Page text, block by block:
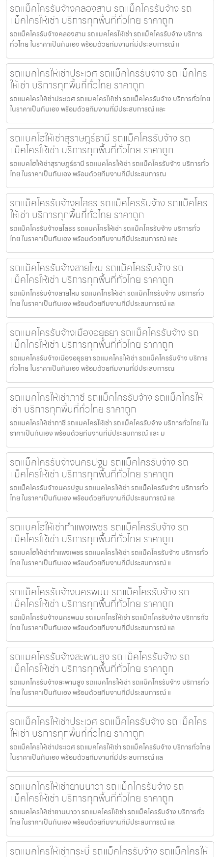
รถแม็คโครรับจ้างคลองสาน รถแม็คโครรับจ้าง รถ
แม็คโครให้เช่า บริการทุกพื้นที่ทั่วไทย ราคาถูก
รถแม็คโครรับจ้างคลองสาน รถแมคโครให้เช่า รถแม็คโครรับจ้าง บริการ
ทั่วไทย ในราคาเป็นกันเอง พร้อมด้วยทีมงานที่มีประสบการณ์ แ
รถแมคโครให้เช่าประเวศ รถแม็คโครรับจ้าง รถแม็คโคร
ให้เช่า บริการทุกพื้นที่ทั่วไทย ราคาถูก
รถแมคโครให้เช่าประเวศ รถแมคโครให้เช่า รถแม็คโครรับจ้าง บริการทั่วไทย
ในราคาเป็นกันเอง พร้อมด้วยทีมงานที่มีประสบการณ์ และ
รถแบคโฮให้เช่าสุราษฎร์ธานี รถแม็คโครรับจ้าง รถ
แม็คโครให้เช่า บริการทุกพื้นที่ทั่วไทย ราคาถูก
รถแบคโฮให้เช่าสุราษฎร์ธานี รถแมคโครให้เช่า รถแม็คโครรับจ้าง บริการทั่ว
ไทย ในราคาเป็นกันเอง พร้อมด้วยทีมงานที่มีประสบการณ
รถแม็คโครรับจ้างยโสธร รถแม็คโครรับจ้าง รถแม็คโคร
ให้เช่า บริการทุกพื้นที่ทั่วไทย ราคาถูก
รถแม็คโครรับจ้างยโสธร รถแมคโครให้เช่า รถแม็คโครรับจ้าง บริการทั่ว
ไทย ในราคาเป็นกันเอง พร้อมด้วยทีมงานที่มีประสบการณ์ และ
รถแม็คโครรับจ้างสายไหม รถแม็คโครรับจ้าง รถ
แม็คโครให้เช่า บริการทุกพื้นที่ทั่วไทย ราคาถูก
รถแม็คโครรับจ้างสายไหม รถแมคโครให้เช่า รถแม็คโครรับจ้าง บริการทั่ว
ไทย ในราคาเป็นกันเอง พร้อมด้วยทีมงานที่มีประสบการณ์ แล
รถแมคโครรับจ้างเมืองอยุธยา รถแม็คโครรับจ้าง รถ
แม็คโครให้เช่า บริการทุกพื้นที่ทั่วไทย ราคาถูก
รถแมคโครรับจ้างเมืองอยุธยา รถแมคโครให้เช่า รถแม็คโครรับจ้าง บริการ
ทั่วไทย ในราคาเป็นกันเอง พร้อมด้วยทีมงานที่มีประสบการณ
รถแมคโครให้เช่าภาชี รถแม็คโครรับจ้าง รถแม็คโครให้
เช่า บริการทุกพื้นที่ทั่วไทย ราคาถูก
รถแมคโครให้เช่าภาชี รถแมคโครให้เช่า รถแม็คโครรับจ้าง บริการทั่วไทย ใน
ราคาเป็นกันเอง พร้อมด้วยทีมงานที่มีประสบการณ์ และ ม
รถแม็คโครรับจ้างนครปฐม รถแม็คโครรับจ้าง รถ
แม็คโครให้เช่า บริการทุกพื้นที่ทั่วไทย ราคาถูก
รถแม็คโครรับจ้างนครปฐม รถแมคโครให้เช่า รถแม็คโครรับจ้าง บริการทั่ว
ไทย ในราคาเป็นกันเอง พร้อมด้วยทีมงานที่มีประสบการณ์ แล
รถแบคโฮให้เช่ากำแพงเพชร รถแม็คโครรับจ้าง รถ
แม็คโครให้เช่า บริการทุกพื้นที่ทั่วไทย ราคาถูก
รถแบคโฮให้เช่ากำแพงเพชร รถแมคโครให้เช่า รถแม็คโครรับจ้าง บริการทั่ว
ไทย ในราคาเป็นกันเอง พร้อมด้วยทีมงานที่มีประสบการณ์ แ
รถแม็คโครรับจ้างนครพนม รถแม็คโครรับจ้าง รถ
แม็คโครให้เช่า บริการทุกพื้นที่ทั่วไทย ราคาถูก
รถแม็คโครรับจ้างนครพนม รถแมคโครให้เช่า รถแม็คโครรับจ้าง บริการทั่ว
ไทย ในราคาเป็นกันเอง พร้อมด้วยทีมงานที่มีประสบการณ์ แล
รถแมคโครรับจ้างสะพานสูง รถแม็คโครรับจ้าง รถ
แม็คโครให้เช่า บริการทุกพื้นที่ทั่วไทย ราคาถูก
รถแมคโครรับจ้างสะพานสูง รถแมคโครให้เช่า รถแม็คโครรับจ้าง บริการทั่ว
ไทย ในราคาเป็นกันเอง พร้อมด้วยทีมงานที่มีประสบการณ์ แ
รถแม็คโครให้เช่าประเวศ รถแม็คโครรับจ้าง รถแม็คโคร
ให้เช่า บริการทุกพื้นที่ทั่วไทย ราคาถูก
รถแม็คโครให้เช่าประเวศ รถแมคโครให้เช่า รถแม็คโครรับจ้าง บริการทั่วไทย
ในราคาเป็นกันเอง พร้อมด้วยทีมงานที่มีประสบการณ์ แล
รถแมคโครให้เช่ายานนาวา รถแม็คโครรับจ้าง รถ
แม็คโครให้เช่า บริการทุกพื้นที่ทั่วไทย ราคาถูก
รถแมคโครให้เช่ายานนาวา รถแมคโครให้เช่า รถแม็คโครรับจ้าง บริการทั่ว
ไทย ในราคาเป็นกันเอง พร้อมด้วยทีมงานที่มีประสบการณ์ แล
รถแมคโครให้เช่ากระบี่ รถแม็คโครรับจ้าง รถแม็คโครให้